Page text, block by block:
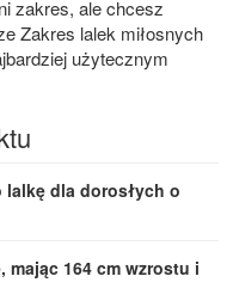
zakres, ale chcesz
Zakres lalek miłosnych
użytecznym
lalkę dla dorosłych o
mając 164 cm wzrostu i